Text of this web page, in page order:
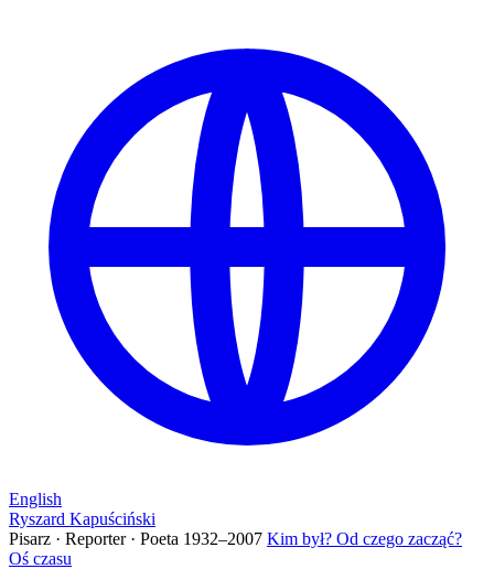
English
Ryszard Kapuściński
Pisarz · Reporter · Poeta 1932–2007 Kim był? Od czego zacząć?
Oś czasu